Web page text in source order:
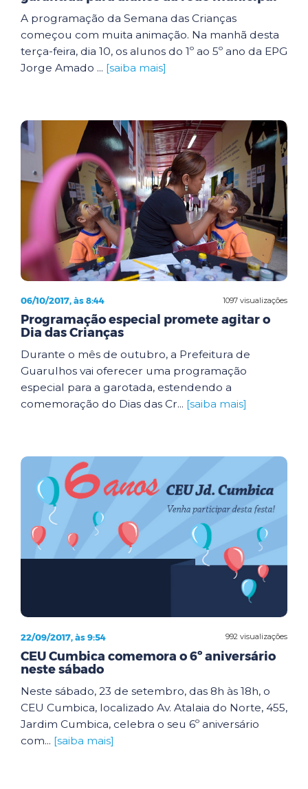
A programação da Semana das Crianças
começou com muita animação. Na manhã desta
terça-feira, dia 10, os alunos do 1º ao 5º ano da EPG
Jorge Amado ... [saiba mais]
1097 visualizações
06/10/2017, às 8:44
Programação especial promete agitar o
Dia das Crianças
Durante o mês de outubro, a Prefeitura de
Guarulhos vai oferecer uma programação
especial para a garotada, estendendo a
comemoração do Dias das Cr... [saiba mais]
992 visualizações
22/09/2017, às 9:54
CEU Cumbica comemora o 6º aniversário
neste sábado
Neste sábado, 23 de setembro, das 8h às 18h, o
CEU Cumbica, localizado Av. Atalaia do Norte, 455,
Jardim Cumbica, celebra o seu 6º aniversário
com... [saiba mais]